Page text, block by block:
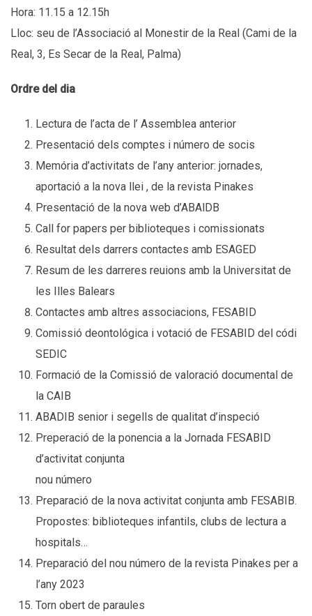
Hora: 11.15 a 12.15h
Lloc: seu de l’Associació al Monestir de la Real (Cami de la
Real, 3, Es Secar de la Real, Palma)
Ordre del dia
Lectura de l’acta de l’ Assemblea anterior
Presentació dels comptes i número de socis
Memória d’activitats de l’any anterior: jornades,
aportació a la nova llei , de la revista Pinakes
Presentació de la nova web d’ABAlDB
Call for papers per biblioteques i comissionats
Resultat dels darrers contactes amb ESAGED
Resum de les darreres reuions amb la Universitat de
les Illes Balears
Contactes amb altres associacions, FESABID
Comissió deontológica i votació de FESABID del códi
SEDIC
Formació de la Comissió de valoració documental de
la CAIB
ABADIB senior i segells de qualitat d’inspeció
Preperació de la ponencia a la Jornada FESABID
d’activitat conjunta
nou número
Preparació de la nova activitat conjunta amb FESABIB.
Propostes: biblioteques infantils, clubs de lectura a
hospitals…
Preparació del nou número de la revista Pinakes per a
l’any 2023
Torn obert de paraules